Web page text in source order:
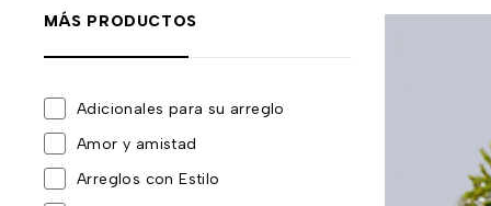
MÁS PRODUCTOS
Adicionales para su arreglo
Amor y amistad
Arreglos con Estilo